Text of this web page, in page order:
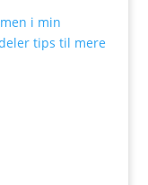
i min
tips til mere